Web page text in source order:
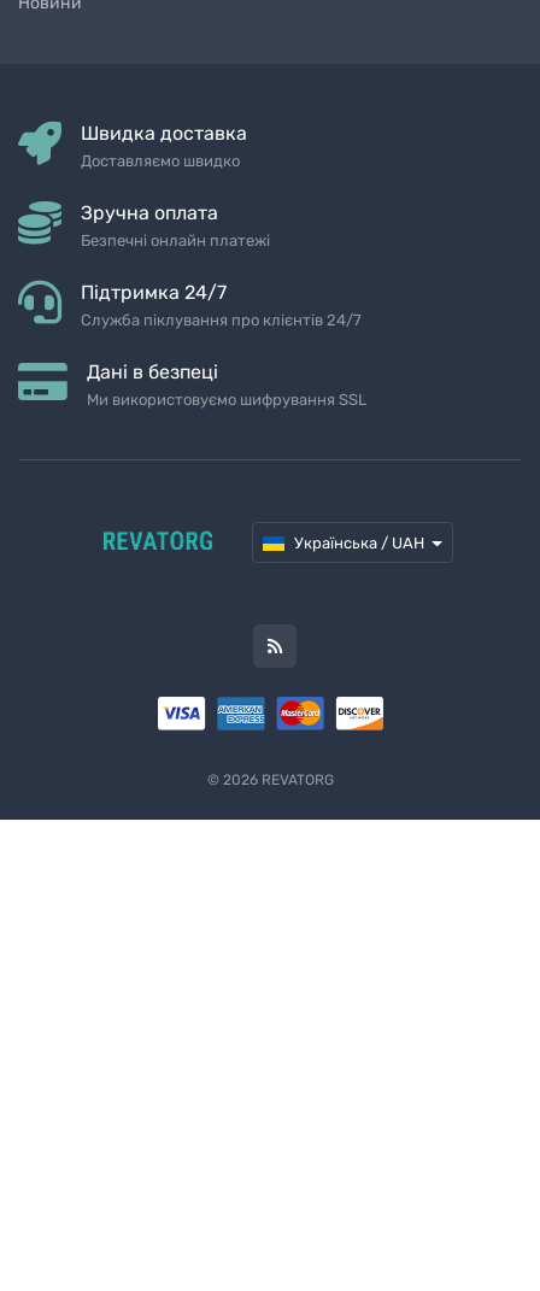
Швидка доставка
Доставляємо швидко
Зручна оплата
Безпечні онлайн платежі
Підтримка 24/7
Служба піклування про клієнтів 24/7
Дані в безпеці
Ми використовуємо шифрування SSL
Українська / UAH
© 2026 REVATORG